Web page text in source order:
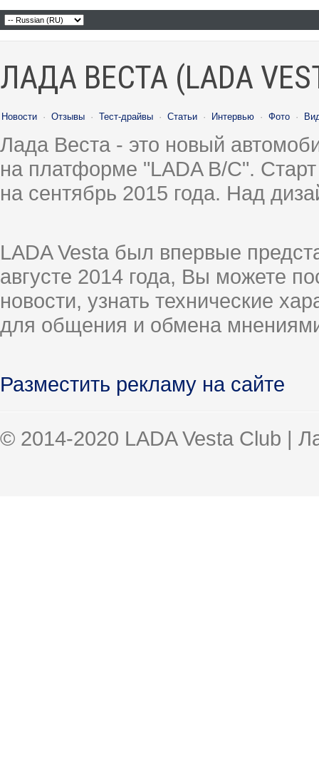
ЛАДА ВЕСТА (LADA
Новости · Отзывы · Тест-драйвы · Статьи · Интервью · Фото ·
Лада Веста - это новый
на платформе "LADA B/C".
на сентябрь 2015 года. Над
LADA Vesta был впервые
августе 2014 года, Вы можете
новости, узнать технические
для общения и обмена
Разместить рекламу на сайте
© 2014-2020 LADA Vesta Club |